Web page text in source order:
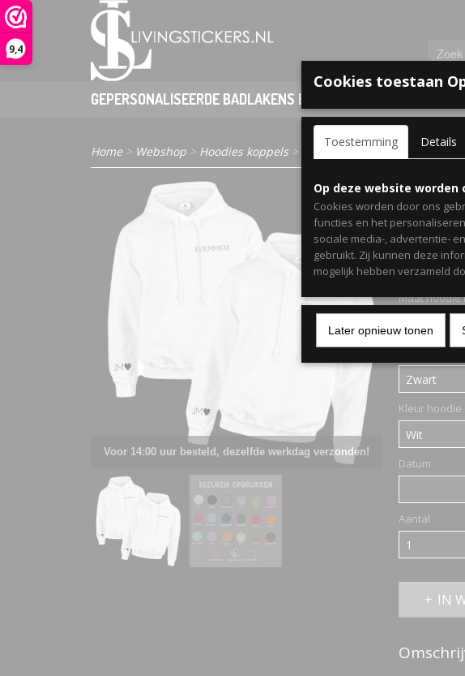
9,4
GEPERSONALISEERDE BADLAKENS EN PONCHO'S VOOR
Home> Webshop > Hoodies koppels > Setje koppel hoodies met
Voor 14:00 uur besteld, dezelfde werkdag verzonden!
in
€ 54,99
Maat hoodie
Kleur hoodie
Datum
Aantal
IN
Cookies toestaan
Toestemming Details
Op deze website
Cookies worden door ons
functies en het
sociale media-, advertentie-
gebruikt. Zij kunnen deze
mogelijk hebben verzameld
Later opnieuw tonen